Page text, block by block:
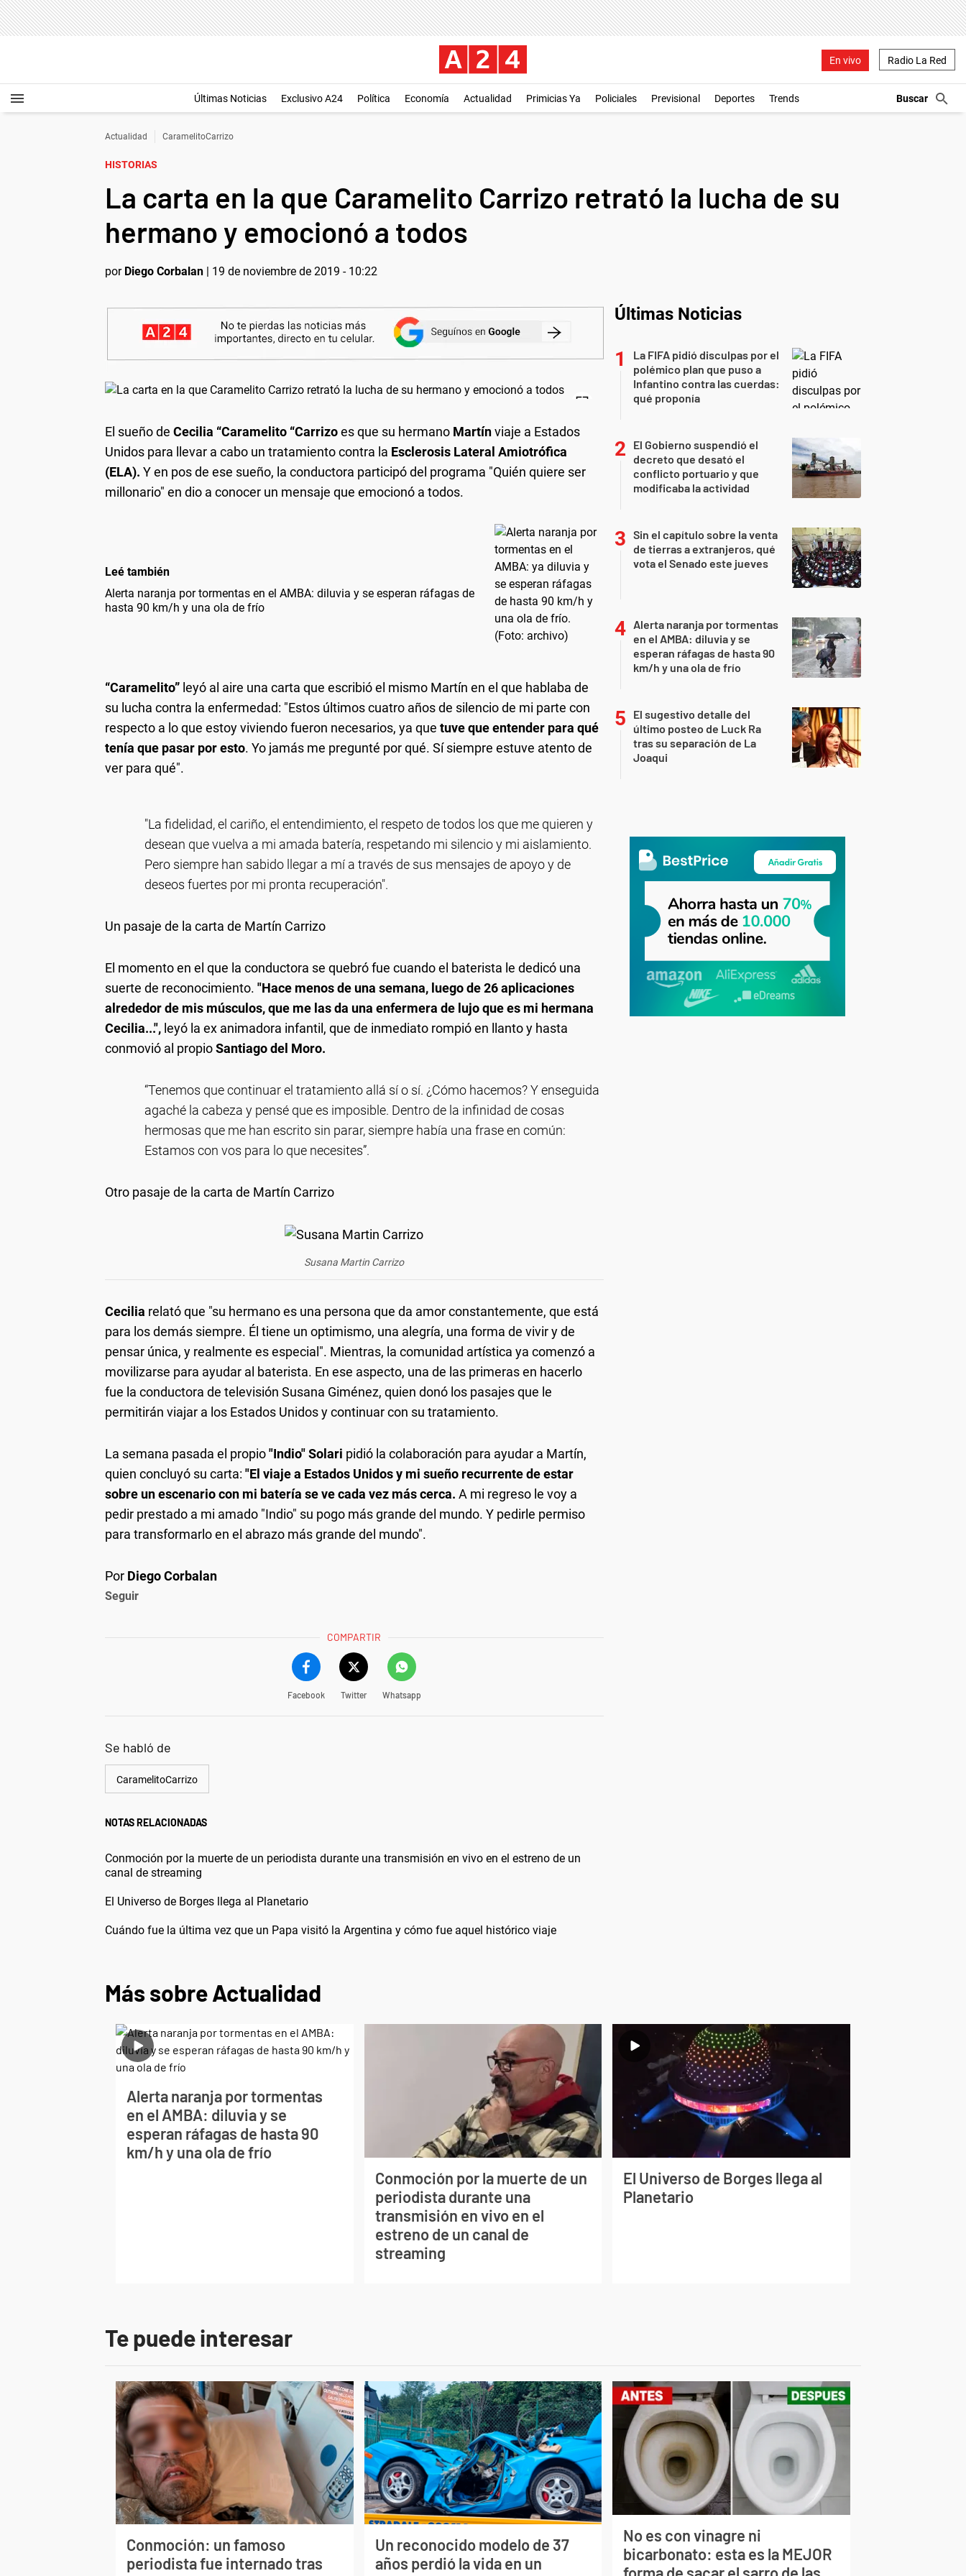
En vivo Radio La Red
Últimas Noticias Exclusivo A24 Política Economía Actualidad Primicias Ya Policiales Previsional Deportes Trends
Actualidad CaramelitoCarrizo
HISTORIAS
La carta en la que Caramelito Carrizo retrató la lucha de su
hermano y emocionó a todos
por Diego Corbalan | 19 de noviembre de 2019 - 10:22
El sueño de Cecilia “Caramelito “Carrizoes que su hermano Martínviaje a Estados
Unidos para llevar a cabo un tratamiento contra la Esclerosis Lateral Amiotrófica
(ELA). Y en pos de ese sueño, la conductora participó del programa "Quién quiere ser
millonario" en dio a conocer un mensaje que emocionó a todos.
Leé también
Alerta naranja por tormentas en el AMBA: diluvia y se esperan ráfagas de
hasta 90 km/h y una ola de frío
“Caramelito” leyó al aire una carta que escribió el mismo Martín en el que hablaba de
su lucha contra la enfermedad: "Estos últimos cuatro años de silencio de mi parte con
respecto a lo que estoy viviendo fueron necesarios, ya que tuve que entender para qué
tenía que pasar por esto. Yo jamás me pregunté por qué. Sí siempre estuve atento de
ver para qué".
"La fidelidad, el cariño, el entendimiento, el respeto de todos los que me quieren y
desean que vuelva a mi amada batería, respetando mi silencio y mi aislamiento.
Pero siempre han sabido llegar a mí a través de sus mensajes de apoyo y de
deseos fuertes por mi pronta recuperación".
Un pasaje de la carta de Martín Carrizo
El momento en el que la conductora se quebró fue cuando el baterista le dedicó una
suerte de reconocimiento. "Hace menos de una semana, luego de 26 aplicaciones
alrededor de mis músculos, que me las da una enfermera de lujo que es mi hermana
Cecilia...", leyó la ex animadora infantil, que de inmediato rompió en llanto y hasta
conmovió al propioSantiago del Moro.
“Tenemos que continuar el tratamiento allá sí o sí. ¿Cómo hacemos? Y enseguida
agaché la cabeza y pensé que es imposible. Dentro de la infinidad de cosas
hermosas que me han escrito sin parar, siempre había una frase en común:
Estamos con vos para lo que necesites”.
Otro pasaje de la carta de Martín Carrizo
Susana Martin Carrizo
Cecilia relató que "su hermano es una persona que da amor constantemente, que está
para los demás siempre. Él tiene un optimismo, una alegría, una forma de vivir y de
pensar única, y realmente es especial". Mientras, la comunidad artística ya comenzó a
movilizarse para ayudar al baterista. En ese aspecto, una de las primeras en hacerlo
fue la conductora de televisión Susana Giménez, quien donó los pasajes que le
permitirán viajar a los Estados Unidos y continuar con su tratamiento.
La semana pasada el propio"Indio" Solari pidió la colaboración para ayudar a Martín,
quien concluyó su carta: "El viaje a Estados Unidos y mi sueño recurrente de estar
sobre un escenario con mi batería se ve cada vez más cerca. A mi regreso le voy a
pedir prestado a mi amado "Indio" su pogo más grande del mundo. Y pedirle permiso
para transformarlo en el abrazo más grande del mundo".
Por Diego Corbalan
Seguir
COMPARTIR
Facebook Twitter Whatsapp
Se habló de
CaramelitoCarrizo
NOTAS RELACIONADAS
Conmoción por la muerte de un periodista durante una transmisión en vivo en el estreno de un
canal de streaming
El Universo de Borges llega al Planetario
Cuándo fue la última vez que un Papa visitó la Argentina y cómo fue aquel histórico viaje
Últimas Noticias
La FIFA pidió disculpas por el
polémico plan que puso a
Infantino contra las cuerdas:
qué proponía
El Gobierno suspendió el
decreto que desató el
conflicto portuario y que
modificaba la actividad
Sin el capítulo sobre la venta
de tierras a extranjeros, qué
vota el Senado este jueves
Alerta naranja por tormentas
en el AMBA: diluvia y se
esperan ráfagas de hasta 90
km/h y una ola de frío
El sugestivo detalle del
último posteo de Luck Ra
tras su separación de La
Joaqui
Más sobre Actualidad
Alerta naranja por tormentas
en el AMBA: diluvia y se
esperan ráfagas de hasta 90
km/h y una ola de frío
Conmoción por la muerte de un
periodista durante una
transmisión en vivo en el
estreno de un canal de
streaming
El Universo de Borges llega al
Planetario
Te puede interesar
Conmoción: un famoso
periodista fue internado tras
Un reconocido modelo de 37
años perdió la vida en un
No es con vinagre ni
bicarbonato: esta es la MEJOR